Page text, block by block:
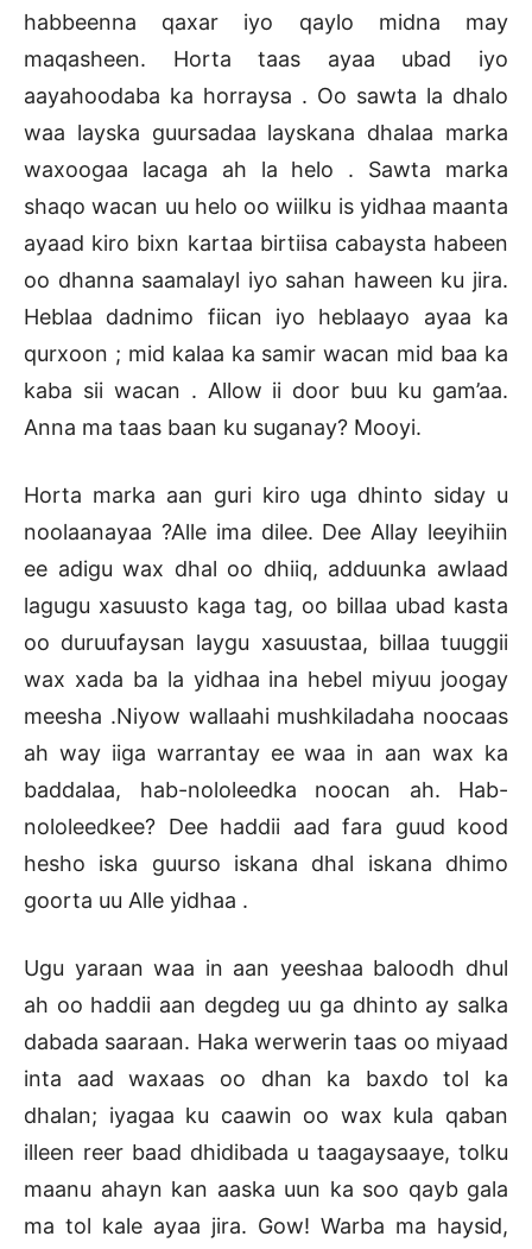
habbeenna qaxar iyo qaylo midna may
maqasheen. Horta taas ayaa ubad iyo
aayahoodaba ka horraysa . Oo sawta la dhalo
waa layska guursadaa layskana dhalaa marka
waxoogaa lacaga ah la helo . Sawta marka
shaqo wacan uu helo oo wiilku is yidhaa maanta
ayaad kiro bixn kartaa birtiisa cabaysta habeen
oo dhanna saamalayl iyo sahan haween ku jira.
Heblaa dadnimo fiican iyo heblaayo ayaa ka
qurxoon ; mid kalaa ka samir wacan mid baa ka
kaba sii wacan . Allow ii door buu ku gam’aa.
Anna ma taas baan ku suganay? Mooyi.
Horta marka aan guri kiro uga dhinto siday u
noolaanayaa ?Alle ima dilee. Dee Allay leeyihiin
ee adigu wax dhal oo dhiiq, adduunka awlaad
lagugu xasuusto kaga tag, oo billaa ubad kasta
oo duruufaysan laygu xasuustaa, billaa tuuggii
wax xada ba la yidhaa ina hebel miyuu joogay
meesha .Niyow wallaahi mushkiladaha noocaas
ah way iiga warrantay ee waa in aan wax ka
baddalaa, hab-nololeedka noocan ah. Hab-
nololeedkee? Dee haddii aad fara guud kood
hesho iska guurso iskana dhal iskana dhimo
goorta uu Alle yidhaa .
Ugu yaraan waa in aan yeeshaa baloodh dhul
ah oo haddii aan degdeg uu ga dhinto ay salka
dabada saaraan. Haka werwerin taas oo miyaad
inta aad waxaas oo dhan ka baxdo tol ka
dhalan; iyagaa ku caawin oo wax kula qaban
illeen reer baad dhidibada u taagaysaaye, tolku
maanu ahayn kan aaska uun ka soo qayb gala
ma tol kale ayaa jira. Gow! Warba ma haysid,